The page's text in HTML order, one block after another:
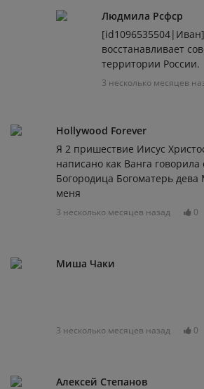
Людмила Рсфср
восстанавливает
территории России.
3 несколько месяцев
Hollywood Forever
Я 2 пришествие Иисус
написано как Ванга
Богородица Богоматерь
меня
3 несколько месяцев назад 0
Миша Чаки
3 несколько месяцев назад 0
Алексей Степанов